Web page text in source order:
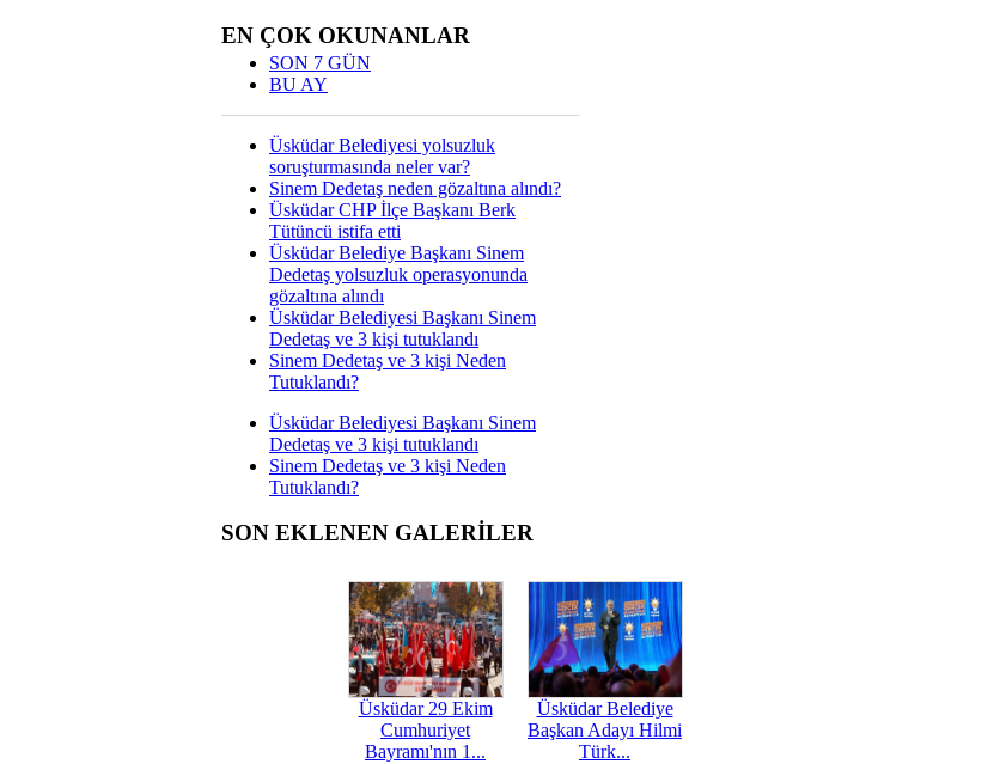
EN ÇOK OKUNANLAR
SON 7 GÜN
BU AY
Üsküdar Belediyesi yolsuzluk
soruşturmasında neler var?
Sinem Dedetaş neden gözaltına alındı?
Üsküdar CHP İlçe Başkanı Berk
Tütüncü istifa etti
Üsküdar Belediye Başkanı Sinem
Dedetaş yolsuzluk operasyonunda
gözaltına alındı
Üsküdar Belediyesi Başkanı Sinem
Dedetaş ve 3 kişi tutuklandı
Sinem Dedetaş ve 3 kişi Neden
Tutuklandı?
Üsküdar Belediyesi Başkanı Sinem
Dedetaş ve 3 kişi tutuklandı
Sinem Dedetaş ve 3 kişi Neden
Tutuklandı?
SON EKLENEN GALERİLER
Üsküdar 29 Ekim
Cumhuriyet
Bayramı'nın 1...
Üsküdar Belediye
Başkan Adayı Hilmi
Türk...